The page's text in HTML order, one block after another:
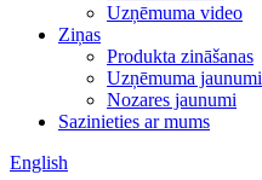
Uzņēmuma video
Ziņas
Produkta zināšanas
Uzņēmuma jaunumi
Nozares jaunumi
Sazinieties ar mums
English